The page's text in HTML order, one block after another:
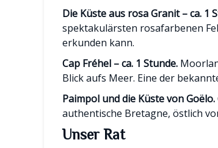
Die Küste aus rosa Granit – ca. 1
spektakulärsten rosafarbenen
erkunden kann.
Cap Fréhel – ca. 1 Stunde.
Blick aufs Meer. Eine der
Paimpol und die Küste von Goëlo.
authentische Bretagne, östlich
Unser Rat